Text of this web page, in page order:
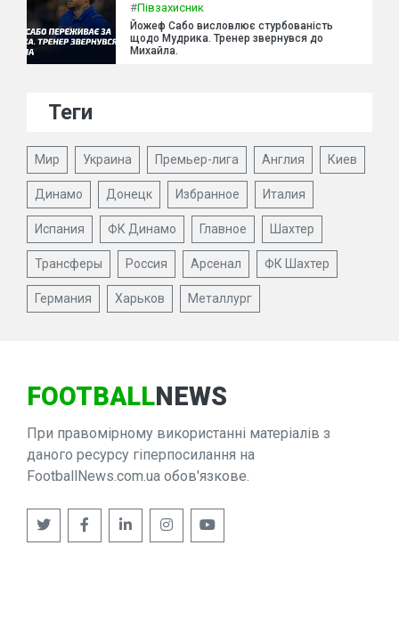
#Півзахисник
Йожеф Сабо висловлює стурбованість
щодо Мудрика. Тренер звернувся до
Михайла.
Теги
Мир Украина Премьер-лига Англия Киев
Динамо Донецк Избранное Италия
Испания ФК Динамо Главное Шахтер
Трансферы Россия Арсенал ФК Шахтер
Германия Харьков Металлург
FOOTBALLNEWS
При правомірному використанні матеріалів з
даного ресурсу гіперпосилання на
FootballNews.com.ua обов'язкове.